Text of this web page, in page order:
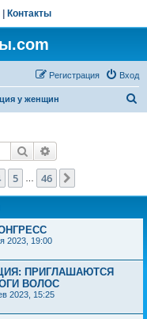
Контакты
Вход
Регистрация
у женщин
Поиск
46
5 46
2023, 19:00
ПРИГЛАШАЮТСЯ
ВОЛОС
2023, 15:25